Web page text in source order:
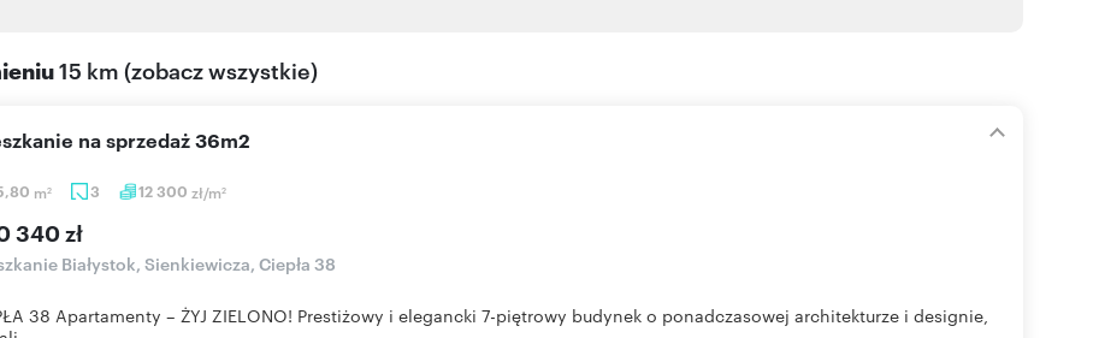
15 km (zobacz wszystkie)
m2 3 12 300 zł/m2
na sprzedaż 36m2
340 zł
Białystok, Sienkiewicza, Ciepła 38
38 Apartamenty – ŻYJ ZIELONO! Prestiżowy i elegancki 7-piętrowy budynek o ponadczasowej architekturze i designie,